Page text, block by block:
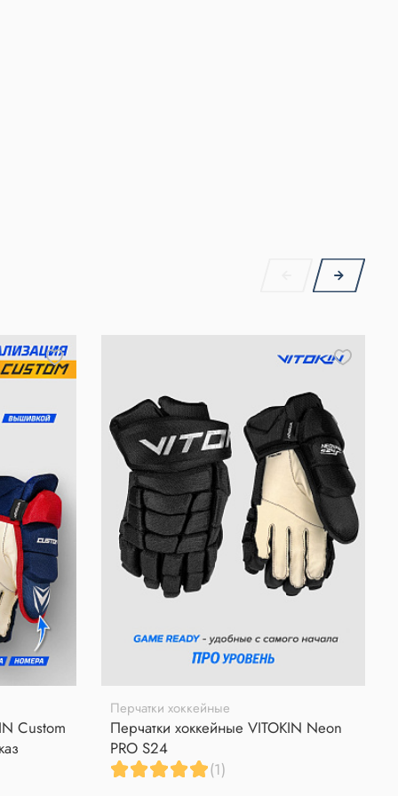
Custom
Перчатки хоккейные
Перчатки хоккейные VITOKIN Neon
PRO S24
(1)